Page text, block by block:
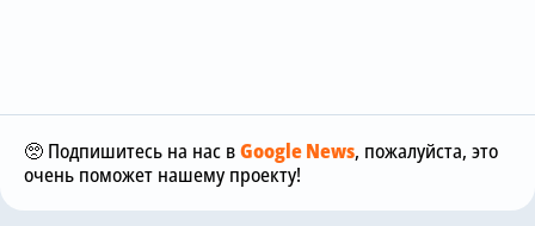
🥺 Подпишитесь на нас вGoogle News, пожалуйста, это
очень поможет нашему проекту!